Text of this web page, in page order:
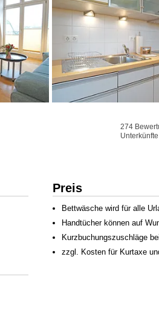
274
Preis
Bettwäsche wird für alle
Handtücher können auf
Kurzbuchungszuschläge
zzgl. Kosten für Kurtaxe